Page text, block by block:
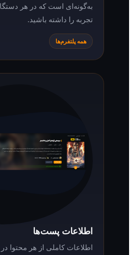
به‌گونه‌ای است که در هر دستگاهی بهترین
تجربه را داشته باشید.
همه پلتفرم‌ها
اطلاعات پست‌ها
اطلاعات کاملی از هر محتوا در اختیار شما